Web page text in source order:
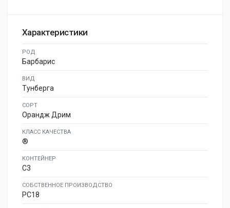
Характеристики
РОД
Барбарис
ВИД
Тунберга
СОРТ
Орандж Дрим
КЛАСС КАЧЕСТВА
®
КОНТЕЙНЕР
C3
СОБСТВЕННОЕ ПРОИЗВОДСТВО
PC18